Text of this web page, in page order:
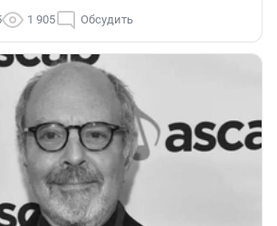
1 905 Обсудить